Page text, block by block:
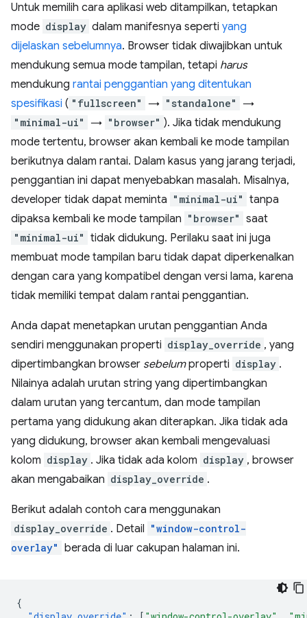
Untuk memilih cara aplikasi web ditampilkan, tetapkan
mode display dalam manifesnya seperti yang
dijelaskan sebelumnya. Browser tidak diwajibkan untuk
mendukung semua mode tampilan, tetapi harus
mendukung rantai penggantian yang ditentukan
spesifikasi ( "fullscreen" → "standalone" →
"minimal-ui" → "browser" ). Jika tidak mendukung
mode tertentu, browser akan kembali ke mode tampilan
berikutnya dalam rantai. Dalam kasus yang jarang terjadi,
penggantian ini dapat menyebabkan masalah. Misalnya,
developer tidak dapat meminta "minimal-ui" tanpa
dipaksa kembali ke mode tampilan "browser" saat
"minimal-ui" tidak didukung. Perilaku saat ini juga
membuat mode tampilan baru tidak dapat diperkenalkan
dengan cara yang kompatibel dengan versi lama, karena
tidak memiliki tempat dalam rantai penggantian.
Anda dapat menetapkan urutan penggantian Anda
sendiri menggunakan properti display_override , yang
dipertimbangkan browser sebelumproperti display .
Nilainya adalah urutan string yang dipertimbangkan
dalam urutan yang tercantum, dan mode tampilan
pertama yang didukung akan diterapkan. Jika tidak ada
yang didukung, browser akan kembali mengevaluasi
kolom display . Jika tidak ada kolom display , browser
akan mengabaikan display_override .
Berikut adalah contoh cara menggunakan
display_override . Detail "window-control-
overlay" berada di luar cakupan halaman ini.
{